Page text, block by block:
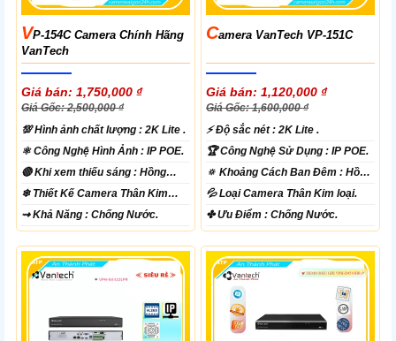
VP-154C Camera Chính Hãng
VanTech
Giá bán: 1,750,000 ₫
Giá Gốc: 2,500,000 ₫
💯 Hình ảnh chất lượng :2K Lite .
⚛️ Công Nghệ Hình Ảnh :IP POE.
🔴 Khi xem thiếu sáng :Hồng
Ngoại 60m Led Array.
❄ Thiết Kế Camera Thân Kim
loại.
️⇝ Khả Năng :Chống Nước.
CAmera VanTech VP-151C
Giá bán: 1,120,000 ₫
Giá Gốc: 1,600,000 ₫
️⚡ Độ sắc nét :2K Lite .
🏆 Công Nghệ Sử Dụng :IP POE.
🔅 Khoảng Cách Ban Đêm :Hồng
Ngoại 40m ONVIF.
💦 Loại Camera Thân Kim loại.
️✤ Ưu Điểm :Chống Nước.